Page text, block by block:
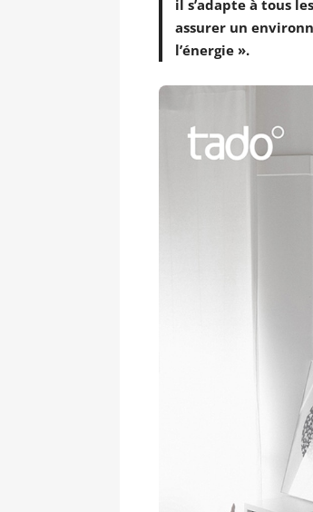
il s’adapte à tous
assurer un
l’énergie ».